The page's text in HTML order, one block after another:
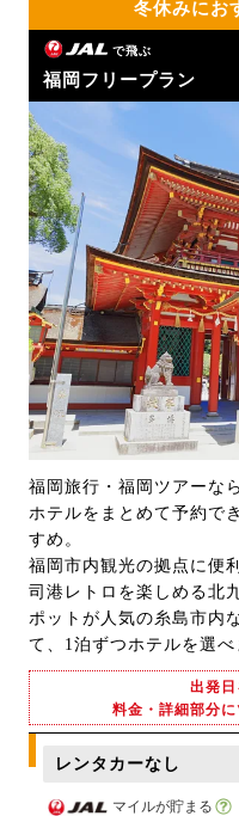
冬休みにお
で飛ぶ
福岡フリープラン
福岡旅行・福岡ツアーな
ホテルをまとめて予約で
すめ。
福岡市内観光の拠点に便
司港レトロを楽しめる北
ポットが人気の糸島市内
て、1泊ずつホテルを選べ
出発日
料金・詳細部分
レンタカーなし
マイルが貯まる